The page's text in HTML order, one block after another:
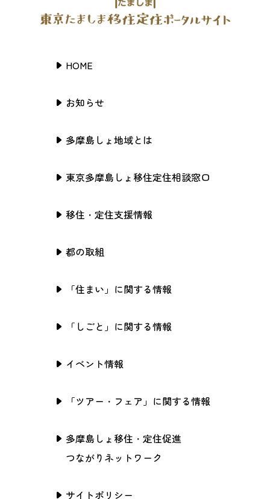
HOME
お知らせ
多摩島しょ地域とは
東京多摩島しょ移住定住相談窓口
移住・定住支援情報
都の取組
「住まい」に関する情報
「しごと」に関する情報
イベント情報
「ツアー・フェア」に関する情報
多摩島しょ移住・定住促進
つながりネットワーク
サイトポリシー